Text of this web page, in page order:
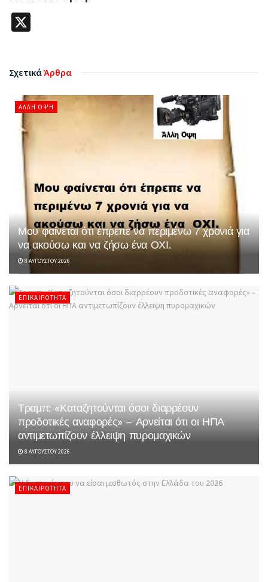
ΣχετικάΆρθρα
ΆΛΛΗ ΌΨΗ
Μου φαίνεται ότι έπρεπε να περιμένω 7 χρονιά για
να ακούσω και να ζήσω ένα ΟΧΙ.
8 ΑΥΓΟΎΣΤΟΥ 2026
ΕΠΙΚΑΙΡΌΤΗΤΑ
Τραμπ: «Καταζητούνται όσοι διαρρέουν
προδοτικές αναφορές» – Αρνείται ότι οι ΗΠΑ
αντιμετωπίζουν έλλειψη πυρομαχικών
8 ΑΥΓΟΎΣΤΟΥ 2026
ΕΠΙΚΑΙΡΌΤΗΤΑ